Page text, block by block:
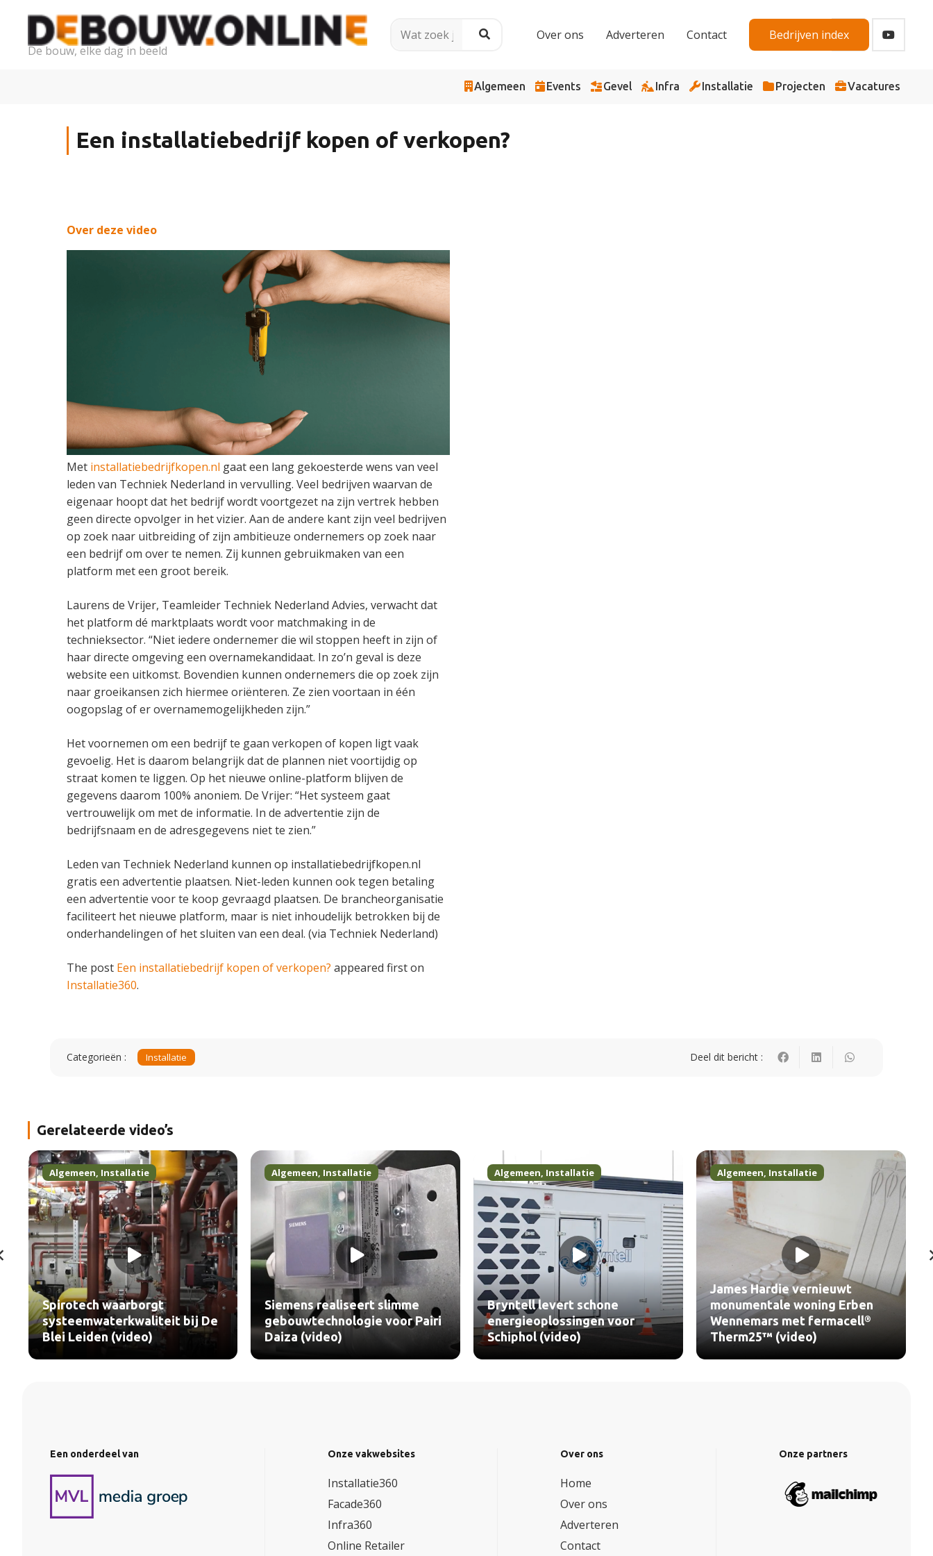
De bouw, elke dag in beeld
Over ons Adverteren Contact Bedrijven index
Algemeen Events Gevel Infra Installatie Projecten Vacatures
Een installatiebedrijf kopen of verkopen?
Over deze video
Met installatiebedrijfkopen.nl gaat een lang gekoesterde wens van veel
leden van Techniek Nederland in vervulling. Veel bedrijven waarvan de
eigenaar hoopt dat het bedrijf wordt voortgezet na zijn vertrek hebben
geen directe opvolger in het vizier. Aan de andere kant zijn veel bedrijven
op zoek naar uitbreiding of zijn ambitieuze ondernemers op zoek naar
een bedrijf om over te nemen. Zij kunnen gebruikmaken van een
platform met een groot bereik.
Laurens de Vrijer, Teamleider Techniek Nederland Advies, verwacht dat
het platform dé marktplaats wordt voor matchmaking in de
technieksector. “Niet iedere ondernemer die wil stoppen heeft in zijn of
haar directe omgeving een overnamekandidaat. In zo’n geval is deze
website een uitkomst. Bovendien kunnen ondernemers die op zoek zijn
naar groeikansen zich hiermee oriënteren. Ze zien voortaan in één
oogopslag of er overnamemogelijkheden zijn.”
Het voornemen om een bedrijf te gaan verkopen of kopen ligt vaak
gevoelig. Het is daarom belangrijk dat de plannen niet voortijdig op
straat komen te liggen. Op het nieuwe online-platform blijven de
gegevens daarom 100% anoniem. De Vrijer: “Het systeem gaat
vertrouwelijk om met de informatie. In de advertentie zijn de
bedrijfsnaam en de adresgegevens niet te zien.”
Leden van Techniek Nederland kunnen op installatiebedrijfkopen.nl
gratis een advertentie plaatsen. Niet-leden kunnen ook tegen betaling
een advertentie voor te koop gevraagd plaatsen. De brancheorganisatie
faciliteert het nieuwe platform, maar is niet inhoudelijk betrokken bij de
onderhandelingen of het sluiten van een deal. (via Techniek Nederland)
The post Een installatiebedrijf kopen of verkopen? appeared first on
Installatie360.
Categorieën : Installatie Deel dit bericht :
Gerelateerde video’s
Algemeen, Installatie
Spirotech waarborgt
systeemwaterkwaliteit bij De
Blei Leiden (video)
Algemeen, Installatie
Siemens realiseert slimme
gebouwtechnologie voor Pairi
Daiza (video)
Algemeen, Installatie
Bryntell levert schone
energieoplossingen voor
Schiphol (video)
Algemeen, Installatie
James Hardie vernieuwt
monumentale woning Erben
Wennemars met fermacell®
Therm25™ (video)
Een onderdeel van Onze vakwebsites
Installatie360
Facade360
Infra360
Online Retailer
Over ons
Home
Over ons
Adverteren
Contact
Onze partners